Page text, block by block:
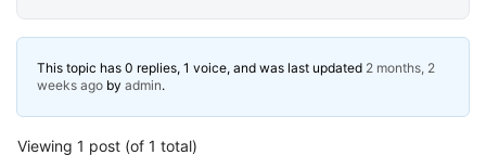
This topic has 0 replies, 1 voice, and was last updated 2 months, 2
weeks ago by admin.
Viewing 1 post (of 1 total)